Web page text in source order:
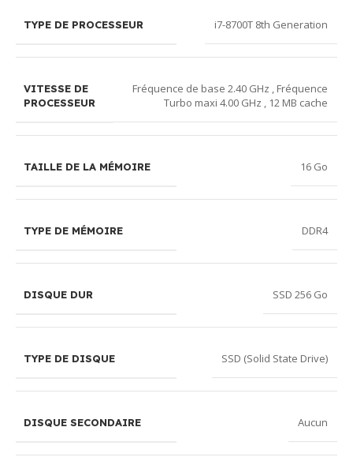
TYPE DE PROCESSEUR i7-8700T 8th Generation
VITESSE DE
PROCESSEUR
Fréquence de base 2.40 GHz , Fréquence
Turbo maxi 4.00 GHz , 12 MB cache
TAILLE DE LA MÉMOIRE 16 Go
TYPE DE MÉMOIRE DDR4
DISQUE DUR SSD 256 Go
TYPE DE DISQUE SSD (Solid State Drive)
DISQUE SECONDAIRE Aucun